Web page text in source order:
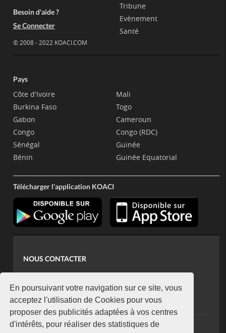
En poursuivant votre navigation sur ce site, vous
acceptez l'utilisation de Cookies pour vous
proposer des publicités adaptées à vos centres
d'intérêts, pour réaliser des statistiques de
Besoin d'aide ?
Se Connecter
© 2008 - 2022 KOACI.COM
Tribune
Evènement
Santé
Pays
Côte d'Ivoire
Burkina Faso
Gabon
Congo
Sénégal
Bénin
Mali
Togo
Cameroun
Congo (RDC)
Guinée
Guinée Equatorial
Télécharger l'application KOACI
NOUS CONTACTER
koaci@yahoo.fr
+225 07 08 85 52 93